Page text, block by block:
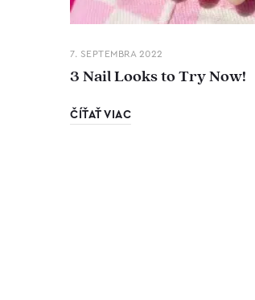
7. SEPTEMBRA 2022
3 Nail Looks to Try Now!
ČÍŤAŤ VIAC